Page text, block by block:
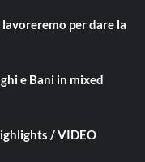
per dare la
e Bani in mixed
/ VIDEO